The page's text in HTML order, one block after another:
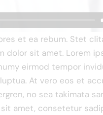
et ea rebum. Stet
dolor sit amet. Lorem
eirmod tempor
At vero eos et
no sea takimata
amet, consetetur